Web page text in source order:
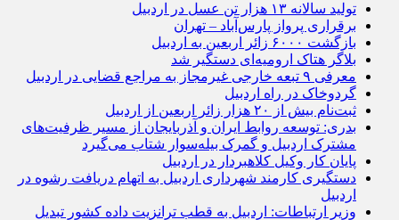
تولید سالانه ۱۳ هزار تن عسل در اردبیل
برقراری پرواز پارس‌آباد – تهران
بازگشت ۶۰۰۰ زائر اربعین به اردبیل
بلاگر هتاک ارومیه‌ای دستگیر شد
معرفی ۹ تبعه خارجی غیرمجاز به مراجع قضایی در اردبیل
گردوخاک در راه اردبیل
ثبت‌نام بیش از ۲۰ هزار زائر اربعین از اردبیل
بدری: توسعه روابط ایران و آذربایجان از مسیر ظرفیت‌های
مشترک اردبیل و گمرک بیله‌سوار شتاب می‌گیرد
پایان کار وکیل کلاهبردار در اردبیل
دستگیری کارمند شهرداری اردبیل به اتهام دریافت رشوه در
اردبیل
وزیر ارتباطات: اردبیل به قطب ترانزیت داده کشور تبدیل